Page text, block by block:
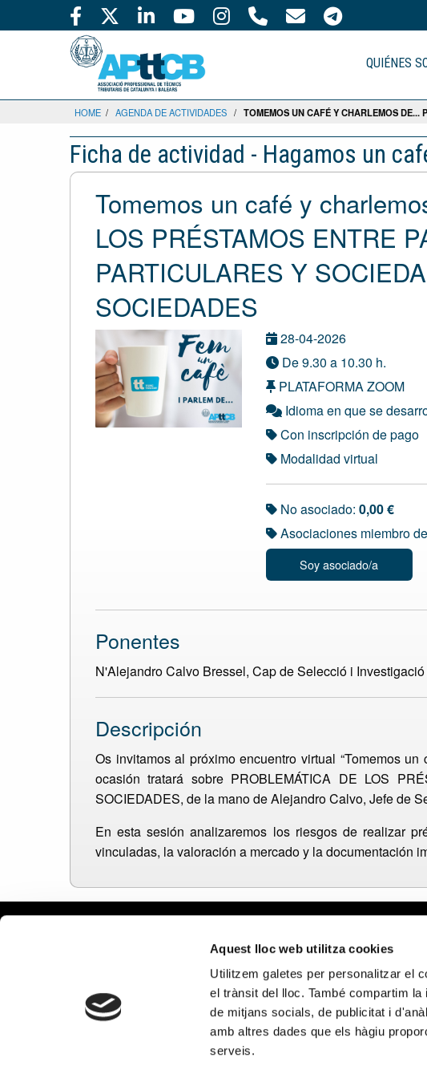
Aquest lloc web utilitza cookies
Utilitzem galetes per personalitzar el
el trànsit del lloc. També compartim
de mitjans socials, de publicitat i
amb altres dades que els hàgiu
serveis.
QUIÉNES
HOME / AGENDA DE ACTIVIDADES / TOMEMOS UN CAFÉ Y CHARLEMOS DE...
Ficha de actividad - Hagamos un
Tomemos un café y
LOS PRÉSTAMOS ENTRE
PARTICULARES Y
SOCIEDADES
28-04-2026
De 9.30 a 10.30 h.
PLATAFORMA ZOOM
Idioma en que se
Con inscripción de pago
Modalidad virtual
No asociado: 0,00 €
Asociaciones miembro
Soy asociado/a
Ponentes
N'Alejandro Calvo Bressel, Cap de Selecció i
Descripción
Os invitamos al próximo encuentro virtual “Tomemos
ocasión tratará sobre PROBLEMÁTICA DE LOS
SOCIEDADES, de la mano de Alejandro Calvo, Jefe de
En esta sesión analizaremos los riesgos de realizar
vinculadas, la valoración a mercado y la documentación
Política de privacidad
Política de cookies
Política de
en redes sociales
PROGRAMA KIT DIGITAL COFINANCIADO